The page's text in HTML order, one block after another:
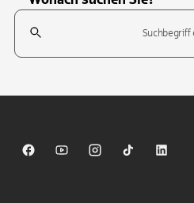
Suchfeld
Sparkasse auf Facebook
Sparkasse auf Youtube
Sparkasse aufSparkasse auf